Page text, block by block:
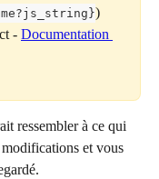
)
- Documentation
ressembler à ce qui
et vous